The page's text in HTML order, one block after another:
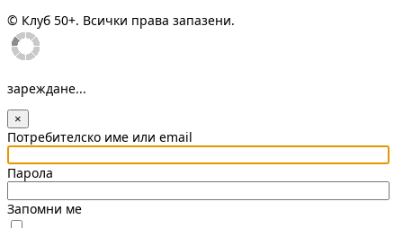
© Клуб 50+. Всички права запазени.
зареждане...
×
Потребителско име или email
Парола
Запомни ме